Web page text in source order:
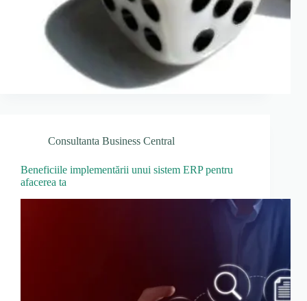
Consultanta Business Central
Beneficiile implementării unui sistem ERP pentru
afacerea ta